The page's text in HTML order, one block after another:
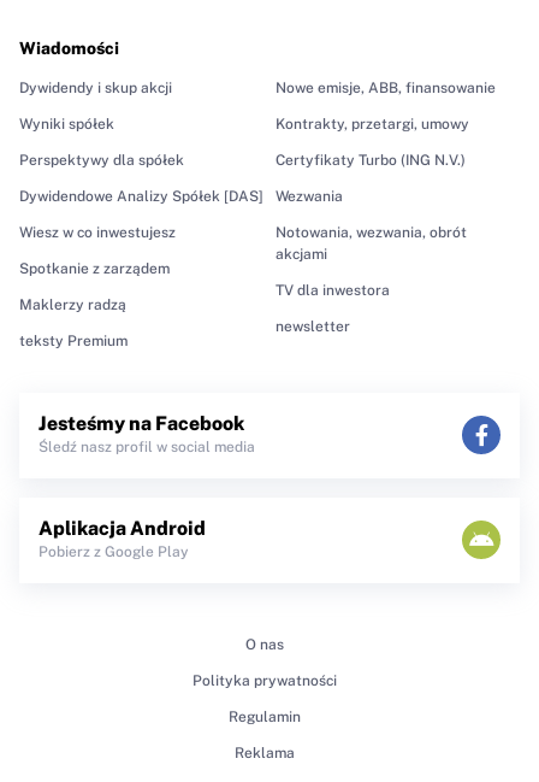
Wiadomości
Dywidendy i skup akcji
Wyniki spółek
Perspektywy dla spółek
Dywidendowe Analizy Spółek [DAS]
Wiesz w co inwestujesz
Spotkanie z zarządem
Maklerzy radzą
teksty Premium
Nowe emisje, ABB, finansowanie
Kontrakty, przetargi, umowy
Certyfikaty Turbo (ING N.V.)
Wezwania
Notowania, wezwania, obrót
akcjami
TV dla inwestora
newsletter
Jesteśmy na Facebook
Śledź nasz profil w social media
Aplikacja Android
Pobierz z Google Play
O nas
Polityka prywatności
Regulamin
Reklama